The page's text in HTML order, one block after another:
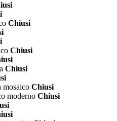
Chiusi
Chiusi
Chiusi
mosaico Chiusi
moderno Chiusi